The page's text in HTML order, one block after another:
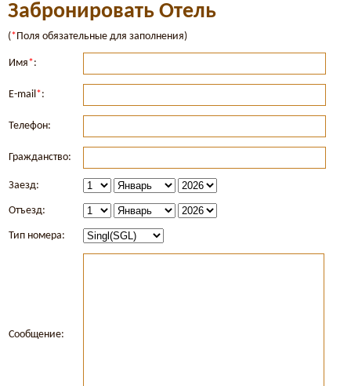
Забронировать Отель
(*Поля обязательные для заполнения)
Имя*:
E-mail*:
Телефон:
Гражданство:
Заезд:
Отъезд:
Тип номера:
Сообщение: